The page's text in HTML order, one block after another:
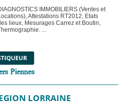
IMMOBILIERS (Ventes et
Attestations RT2012, Etats
lieux, Mesurages Carrez et Boutin,
...
Piennes
LORRAINE